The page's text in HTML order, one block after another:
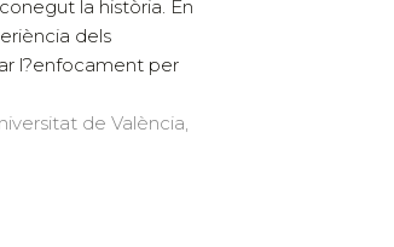
la història. En
dels
l?enfocament per
de València,